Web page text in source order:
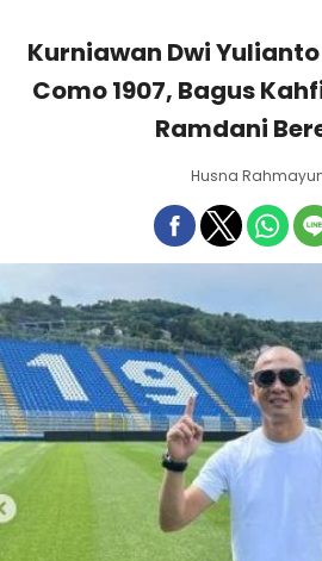
Kurniawan Dwi
Como 1907, Bagus
Ramdani
Husna